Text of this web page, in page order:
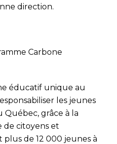
direction.
Carbone
éducatif unique au
les jeunes
Québec, grâce à la
de citoyens et
plus de 12 000 jeunes à